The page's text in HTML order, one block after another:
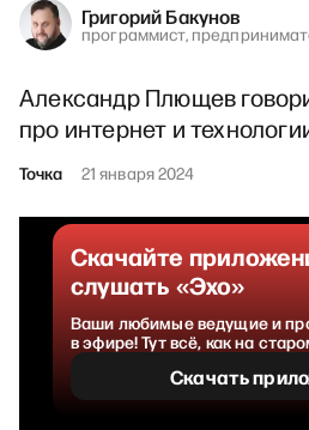
Григорий Бакунов
программист,
Александр Плющев
про интернет и
Точка 21 января 2024
Скачайте
слушать «Эхо»
Ваши любимые ведущие и
в эфире! Тут всё, как на
Скачать